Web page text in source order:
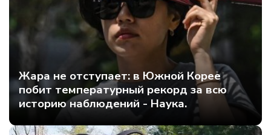
Жара не отступает: в Южной Корее
побит температурный рекорд за всю
историю наблюдений - Наука.